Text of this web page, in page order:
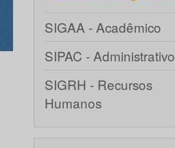
SIGAA - Acadêmico
SIPAC - Administrativo
SIGRH - Recursos
Humanos